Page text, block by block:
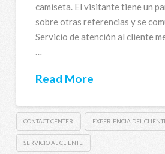
camiseta. El visitante tiene un
sobre otras referencias y se
Servicio de atención al cliente
…
Read More
CONTACT CENTER EXPERIENCIA DEL
SERVICIO AL CLIENTE